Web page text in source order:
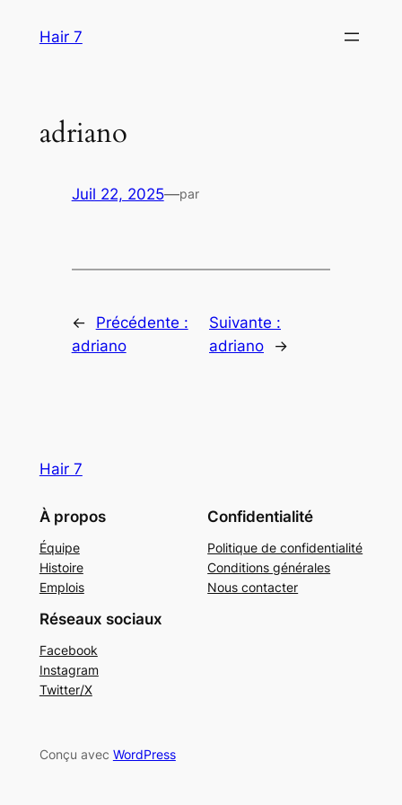
Hair 7
adriano
Juil 22, 2025—par
←
Précédente :
adriano
Suivante :
adriano
→
Hair 7
À propos
Équipe
Histoire
Emplois
Confidentialité
Politique de confidentialité
Conditions générales
Nous contacter
Réseaux sociaux
Facebook
Instagram
Twitter/X
Conçu avec WordPress